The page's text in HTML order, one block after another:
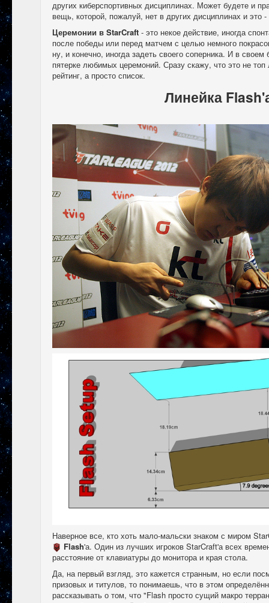
других киберспортивных дисциплинах. Может будете и
вещь, которой, пожалуй, нет в других дисциплинах и это
Церемонии в StarCraft - это некое действие, иногда
после победы или перед матчем с целью немного
ну, и конечно, иногда задеть своего соперника. И в своем
пятерке любимых церемоний. Сразу скажу, что это не
рейтинг, а просто список.
Линейка
Наверное все, кто хоть мало-мальски знаком с миром
Flash'а. Один из лучших игроков StarCraft'а всех
расстояние от клавиатуры до монитора и края стола.
Да, на первый взгляд, это кажется странным, но если
призовых и титулов, то понимаешь, что в этом
рассказывать о том, что "Flash просто сущий макро